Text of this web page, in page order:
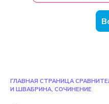
ГЛАВНАЯ СТРАНИЦА
И ШВАБРИНА, СОЧИНЕНИЕ